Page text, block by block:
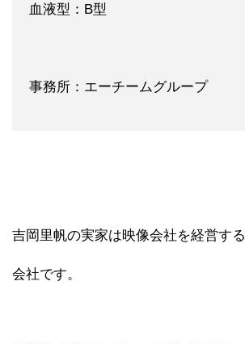
血液型：B型
事務所：エーチームグループ
吉岡里帆の実家は映像会社を経営する
会社です。